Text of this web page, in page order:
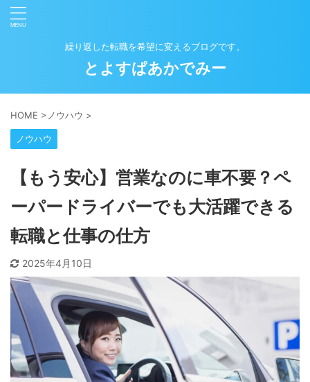
繰り返した転職を希望に変えるブログです。
とよすぱあかでみー
HOME > ノウハウ >
ノウハウ
【もう安心】営業なのに車不要？ペ
ーパードライバーでも大活躍できる
転職と仕事の仕方
2025年4月10日